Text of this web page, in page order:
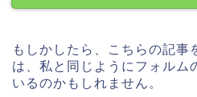
もしかしたら、こちらの記事
は、私と同じようにフォルム
いるのかもしれません。